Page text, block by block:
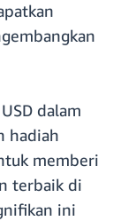
dalam
hadiah
memberi
terbaik di
ini